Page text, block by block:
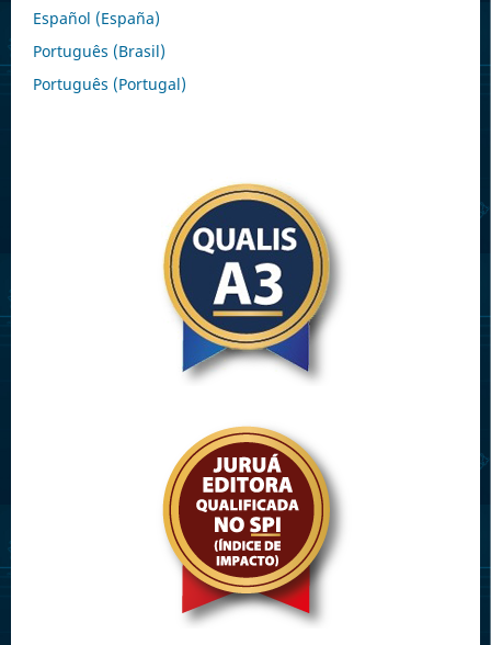
Español (España)
Português (Brasil)
Português (Portugal)